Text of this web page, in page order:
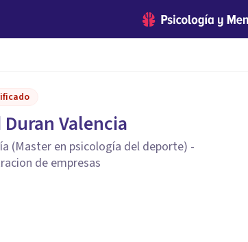
Duran Valencia
(Master en psicología del deporte) -
de empresas